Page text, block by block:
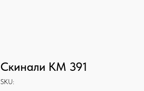
Скинали КМ 391
SKU: